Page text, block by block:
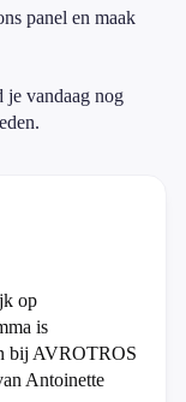
panel en maak
je vandaag nog
op
is
bij AVROTROS
Antoinette